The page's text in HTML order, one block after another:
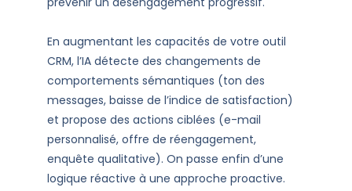
En augmentant les capacités de votre outil
CRM, l’IA détecte des changements de
comportements sémantiques (ton des
messages, baisse de l’indice de satisfaction)
et propose des actions ciblées (e-mail
personnalisé, offre de réengagement,
enquête qualitative). On passe enfin d’une
logique réactive à une approche proactive.